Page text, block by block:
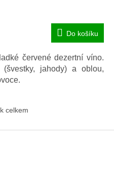
Do košíku
červené dezertní víno.
jahody) a oblou,
O
l
celkem